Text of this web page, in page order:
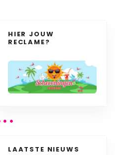
HIER JOUW
RECLAME?
LAATSTE NIEUWS